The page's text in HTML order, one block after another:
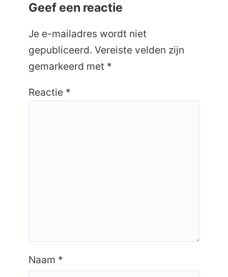
Geef een reactie
Je e-mailadres wordt niet
gepubliceerd. Vereiste velden zijn
gemarkeerd met *
Reactie *
Naam *